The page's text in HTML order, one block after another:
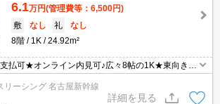
6.1万円(管理費等：6,500円)
敷
なし 礼
なし
8階
1K 24.92m²
払可★オンライン内見可♪広々8帖の1K★東向き★
リーシング 名古屋新幹線
詳細を見る